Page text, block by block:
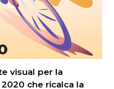
visual per la
che ricalca la